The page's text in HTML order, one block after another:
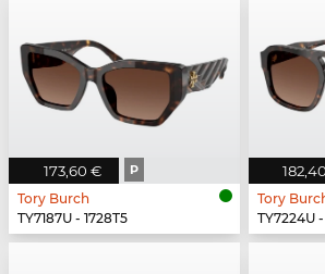
173,60 € P
Tory Burch
TY7187U - 1728T5
Tory
TY7224U -